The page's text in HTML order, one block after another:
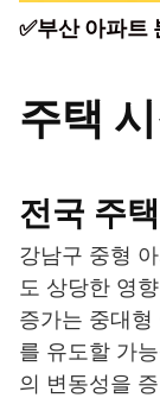
✅부산 아파트
주택
전국 주
강남구 중형
도 상당한 영
증가는 중대
를 유도할 가
의 변동성을